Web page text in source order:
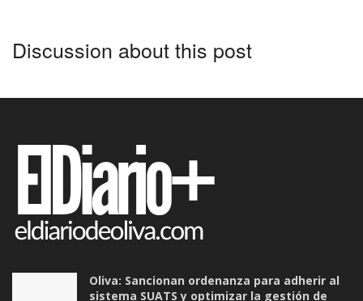
Discussion about this post
Oliva: Sancionan ordenanza para adherir al
sistema SUATS y optimizar la gestión de